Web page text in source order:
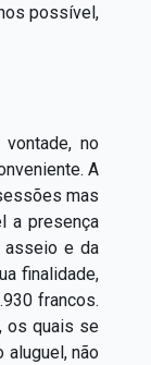
possível,
no
A
mas
a presença
asseio e da
finalidade,
francos.
os quais se
aluguel, não